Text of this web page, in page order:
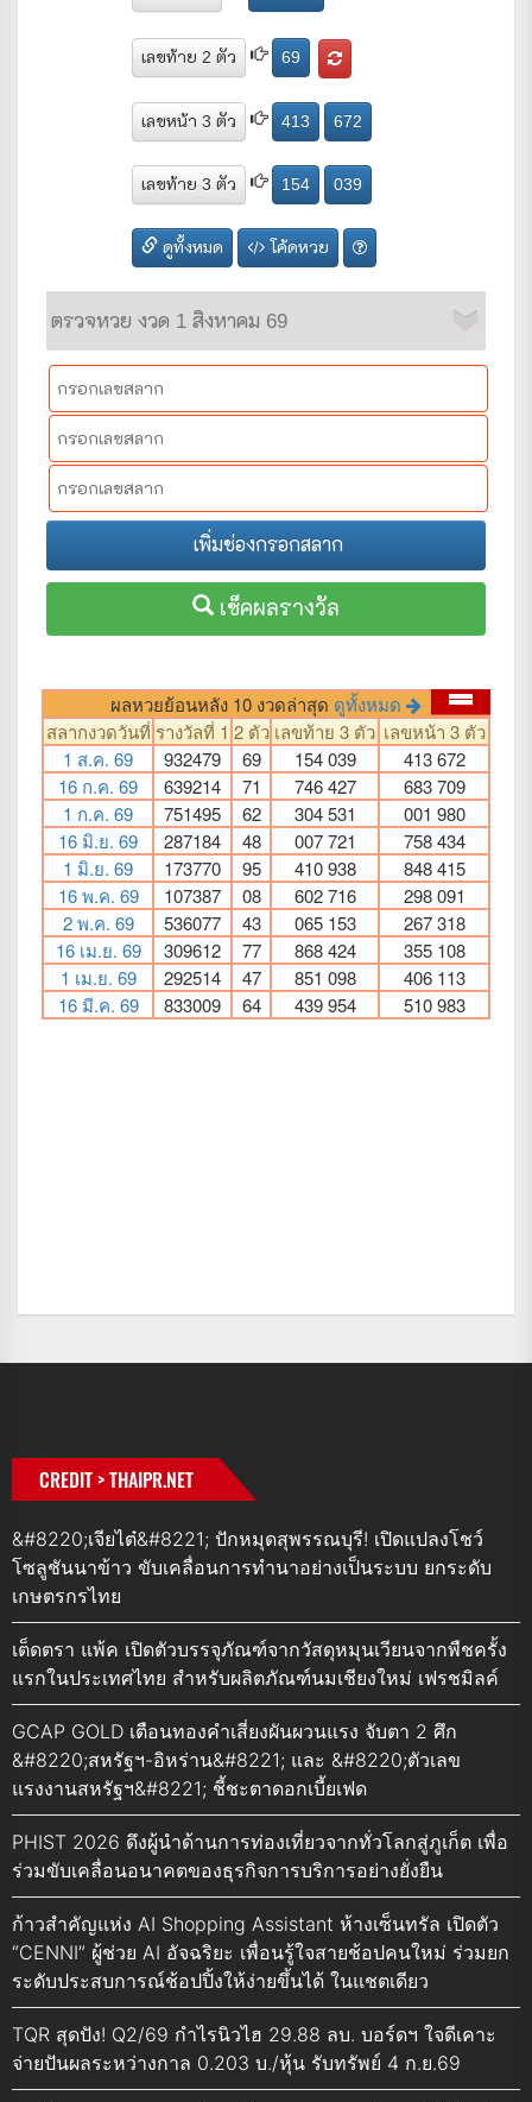
CREDIT > THAIPR.NET
&#8220;เจียไต๋&#8221; ปักหมุดสุพรรณบุรี! เปิดแปลงโชว์
โซลูชันนาข้าว ขับเคลื่อนการทำนาอย่างเป็นระบบ ยกระดับ
เกษตรกรไทย
เต็ดตรา แพ้ค เปิดตัวบรรจุภัณฑ์จากวัสดุหมุนเวียนจากพืชครั้ง
แรกในประเทศไทย สำหรับผลิตภัณฑ์นมเชียงใหม่ เฟรชมิลค์
GCAP GOLD เตือนทองคำเสี่ยงผันผวนแรง จับตา 2 ศึก
&#8220;สหรัฐฯ-อิหร่าน&#8221; และ &#8220;ตัวเลข
แรงงานสหรัฐฯ&#8221; ชี้ชะตาดอกเบี้ยเฟด
PHIST 2026 ดึงผู้นำด้านการท่องเที่ยวจากทั่วโลกสู่ภูเก็ต เพื่อ
ร่วมขับเคลื่อนอนาคตของธุรกิจการบริการอย่างยั่งยืน
ก้าวสำคัญแห่ง AI Shopping Assistant ห้างเซ็นทรัล เปิดตัว
“CENNI” ผู้ช่วย AI อัจฉริยะ เพื่อนรู้ใจสายช้อปคนใหม่ ร่วมยก
ระดับประสบการณ์ช้อปปิ้งให้ง่ายขึ้นได้ ในแชตเดียว
TQR สุดปัง! Q2/69 กำไรนิวไฮ 29.88 ลบ. บอร์ดฯ ใจดีเคาะ
จ่ายปันผลระหว่างกาล 0.203 บ./หุ้น รับทรัพย์ 4 ก.ย.69